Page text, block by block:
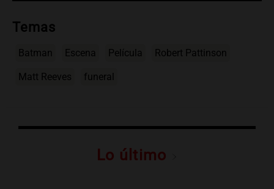
Temas
Batman Escena Película Robert Pattinson
Matt Reeves funeral
Lo último